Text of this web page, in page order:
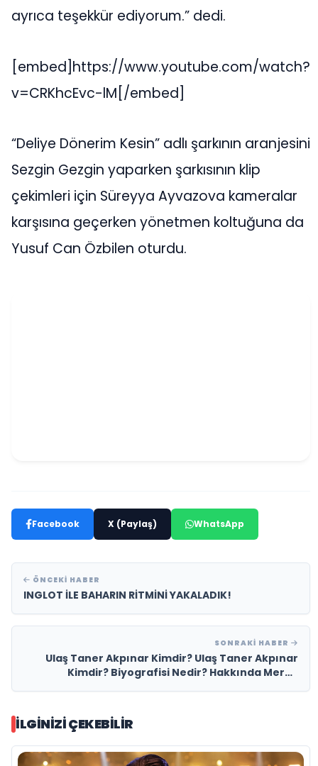
ayrıca teşekkür ediyorum.” dedi.
[embed]https://www.youtube.com/watch?
v=CRKhcEvc-lM[/embed]
“Deliye Dönerim Kesin” adlı şarkının aranjesini
Sezgin Gezgin yaparken şarkısının klip
çekimleri için Süreyya Ayvazova kameralar
karşısına geçerken yönetmen koltuğuna da
Yusuf Can Özbilen oturdu.
Facebook X (Paylaş) WhatsApp
ÖNCEKI HABER
INGLOT İLE BAHARIN RİTMİNİ YAKALADIK!
SONRAKI HABER
Ulaş Taner Akpınar Kimdir? Ulaş Taner Akpınar
Kimdir? Biyografisi Nedir? Hakkında Merak
İLGINIZI ÇEKEBILIR